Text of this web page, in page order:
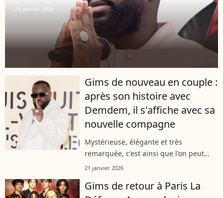
26 janvier 2026
Gims de nouveau en couple :
après son histoire avec
Demdem, il s'affiche avec sa
nouvelle compagne
Mystérieuse, élégante et très
remarquée, c'est ainsi que l'on peut
décrire la nouvelle compagne de Gims.
chanteur est apparu au défilé Louis
21 janvier 2026
Gims de retour à Paris La